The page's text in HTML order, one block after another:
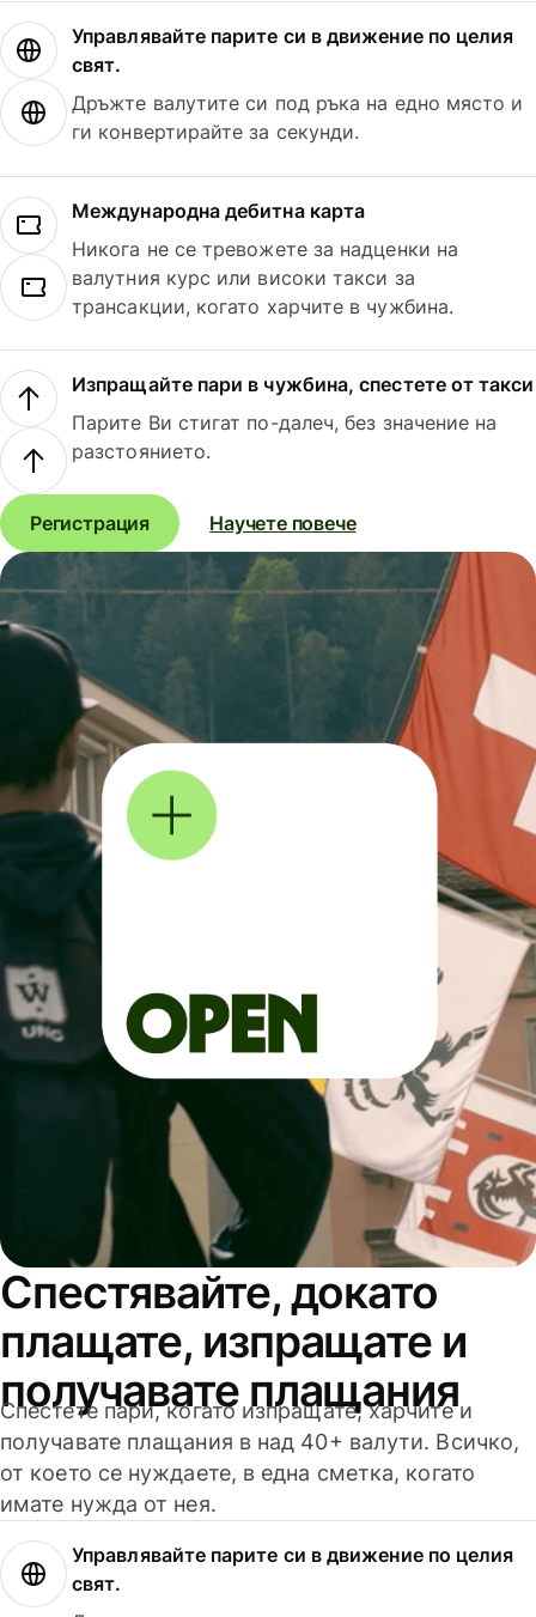
Управлявайте парите си в движение по целия
свят.
Дръжте валутите си под ръка на едно място и
ги конвертирайте за секунди.
Международна дебитна карта
Никога не се тревожете за надценки на
валутния курс или високи такси за
трансакции, когато харчите в чужбина.
Изпращайте пари в чужбина, спестете от такси
Парите Ви стигат по-далеч, без значение на
разстоянието.
Регистрация Научете повече
Спестявайте, докато
плащате, изпращате и
получавате плащания
Спестете пари, когато изпращате, харчите и
получавате плащания в над 40+ валути. Всичко,
от което се нуждаете, в една сметка, когато
имате нужда от нея.
Управлявайте парите си в движение по целия
свят.